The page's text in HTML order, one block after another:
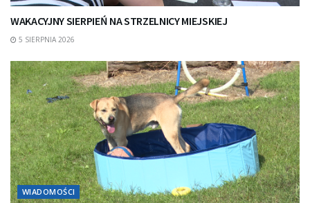
WAKACYJNY SIERPIEŃ NA STRZELNICY MIEJSKIEJ
5 SIERPNIA 2026
WIADOMOŚCI